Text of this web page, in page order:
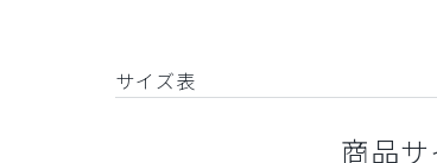
サイズ表
商品サ